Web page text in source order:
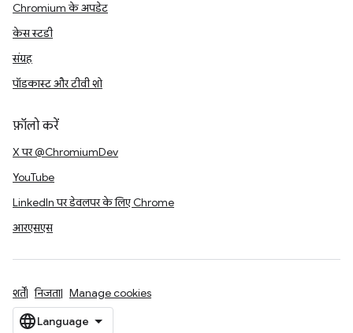
Chromium के अपडेट
केस स्टडी
संग्रह
पॉडकास्ट और टीवी शो
फ़ॉलो करें
X पर @ChromiumDev
YouTube
LinkedIn पर डेवलपर के लिए Chrome
आरएसएस
शर्तें निजता Manage cookies